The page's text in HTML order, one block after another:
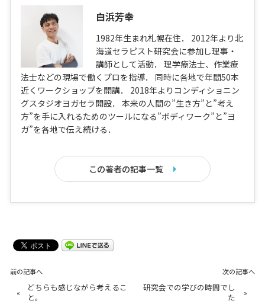
白浜芳幸
1982年生まれ札幌在住． 2012年より北
海道セラピスト研究会に参加し理事・
講師として活動． 理学療法士、作業療
法士などの現場で働くプロを指導． 同時に各地で年間50本
近くワークショップを開講． 2018年よりコンディショニン
グスタジオヨガセラ開設． 本来の人間の”生き方”と”考え
方”を手に入れるためのツールになる”ボディワーク”と”ヨ
ガ”を各地で伝え続ける．
この著者の記事一覧
前の記事へ
«
どちらも感じながら考えるこ
と。
次の記事へ
研究会での学びの時間でし
た
»